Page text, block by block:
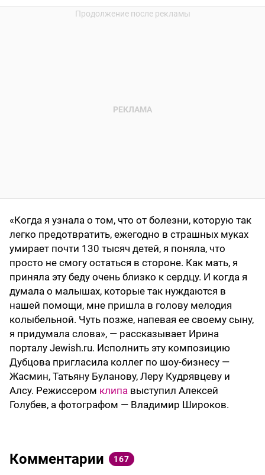
«Когда я узнала о том, что от болезни, которую так
легко предотвратить, ежегодно в страшных муках
умирает почти 130 тысяч детей, я поняла, что
просто не смогу остаться в стороне. Как мать, я
приняла эту беду очень близко к сердцу. И когда я
думала о малышах, которые так нуждаются в
нашей помощи, мне пришла в голову мелодия
колыбельной. Чуть позже, напевая ее своему сыну,
я придумала слова», — рассказывает Ирина
порталу Jewish.ru. Исполнить эту композицию
Дубцова пригласила коллег по шоу-бизнесу —
Жасмин, Татьяну Буланову, Леру Кудрявцеву и
Алсу. Режиссером клипа выступил Алексей
Голубев, а фотографом — Владимир Широков.
Комментарии 167